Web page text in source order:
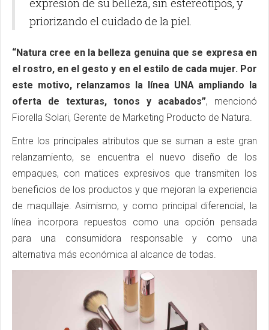
priorizando el cuidado de la piel.
“Natura cree en la belleza genuina que se expresa en
el rostro, en el gesto y en el estilo de cada mujer. Por
este motivo, relanzamos la línea UNA ampliando la
oferta de texturas, tonos y acabados”, mencionó
Fiorella Solari, Gerente de Marketing Producto de Natura.
Entre los principales atributos que se suman a este gran
relanzamiento, se encuentra el nuevo diseño de los
empaques, con matices expresivos que transmiten los
beneficios de los productos y que mejoran la experiencia
de maquillaje. Asimismo, y como principal diferencial, la
línea incorpora repuestos como una opción pensada
para una consumidora responsable y como una
alternativa más económica al alcance de todas.